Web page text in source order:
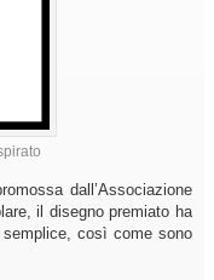
dall’Associazione
il disegno premiato ha
così come sono